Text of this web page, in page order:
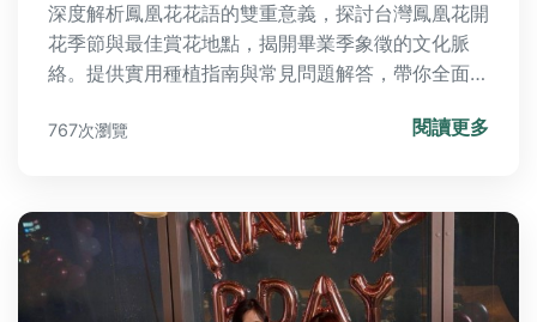
深度解析鳳凰花花語的雙重意義，探討台灣鳳凰花開
花季節與最佳賞花地點，揭開畢業季象徵的文化脈
絡。提供實用種植指南與常見問題解答，帶你全面認
767次瀏覽 閱讀更多